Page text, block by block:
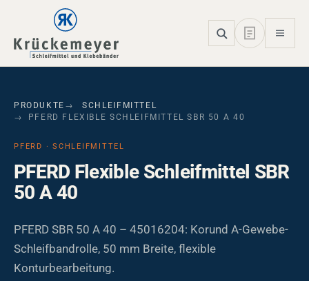
Skip to main navigation
Skip to main content
Skip to page footer
PRODUKTE
SCHLEIFMITTEL
PFERD FLEXIBLE SCHLEIFMITTEL SBR 50 A 40
PFERD · SCHLEIFMITTEL
PFERD Flexible Schleifmittel SBR
50 A 40
PFERD SBR 50 A 40 – 45016204: Korund A-Gewebe-
Schleifbandrolle, 50 mm Breite, flexible
Konturbearbeitung.